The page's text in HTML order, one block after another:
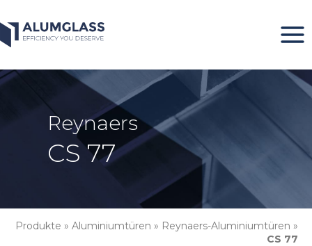
Inhalt
springen
Reynaers
CS 77
Produkte » Aluminiumtüren » Reynaers-Aluminiumtüren »
CS 77